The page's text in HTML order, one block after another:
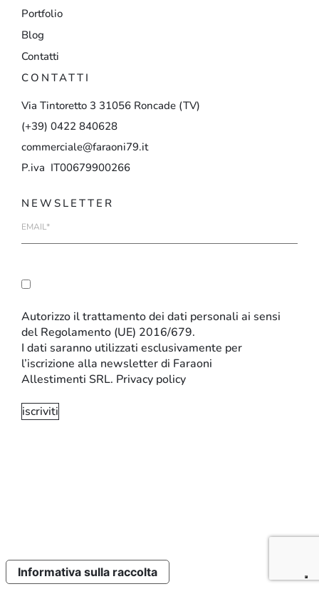
Portfolio
Blog
Contatti
CONTATTI
Via Tintoretto 3 31056 Roncade (TV)
(+39) 0422 840628
commerciale@faraoni79.it
P.iva IT00679900266
NEWSLETTER
mail
Autorizzo il trattamento dei dati personali ai sensi
del Regolamento (UE) 2016/679.
I dati saranno utilizzati esclusivamente per
l’iscrizione alla newsletter di Faraoni
Allestimenti SRL. Privacy policy
Informativa sulla raccolta